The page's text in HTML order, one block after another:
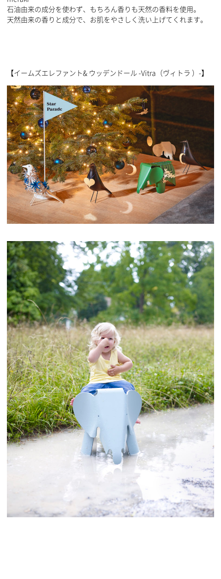
石油由来の成分を使わず、もちろん香りも天然の香料を使用。
天然由来の香りと成分で、お肌をやさしく洗い上げてくれます。
【イームズエレファント& ウッデンドール -Vitra（ヴィトラ ）-】